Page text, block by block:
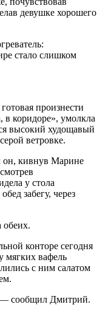
девушке хорошего
стало слишком
произнести
в коридоре», умолкла
высокий худощавый
ветровке.
он, кивнув Марине
у стола
забегу, через
конторе сегодня
мягких вафель
с ним салатом
сообщил Дмитрий.